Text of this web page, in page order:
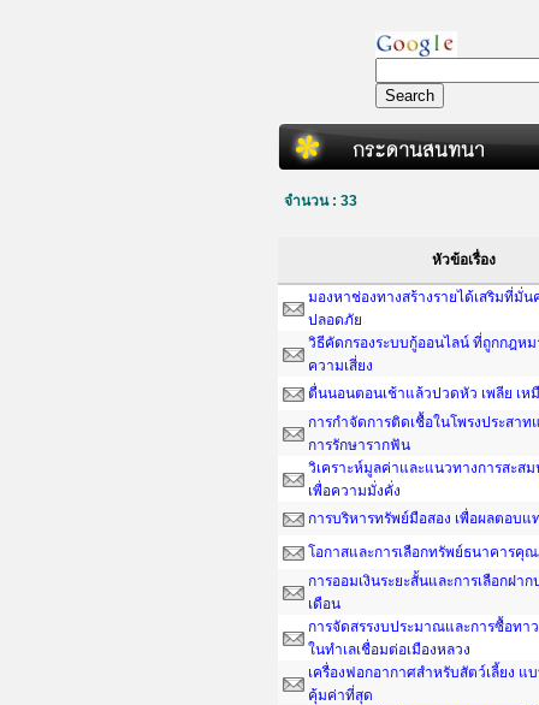
จำนวน : 33
หัวข้อเรื่อง
มองหาช่องทางสร้างรายได้เสริมที่มั่น
ปลอดภัย
วิธีคัดกรองระบบกู้ออนไลน์ ที่ถูกกฎหม
ความเสี่ยง
ตื่นนอนตอนเช้าแล้วปวดหัว เพลีย เห
การกำจัดการติดเชื้อในโพรงประสา
การรักษารากฟัน
วิเคราะห์มูลค่าและแนวทางการสะส
เพื่อความมั่งคั่ง
การบริหารทรัพย์มือสอง เพื่อผลตอบแ
โอกาสและการเลือกทรัพย์ธนาคารคุ
การออมเงินระยะสั้นและการเลือกฝาก
เดือน
การจัดสรรงบประมาณและการซื้อทา
ในทำเลเชื่อมต่อเมืองหลวง
เครื่องฟอกอากาศสำหรับสัตว์เลี้ยง แ
คุ้มค่าที่สุด